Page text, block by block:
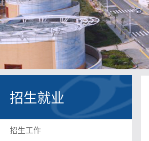
招生就业
招生工作